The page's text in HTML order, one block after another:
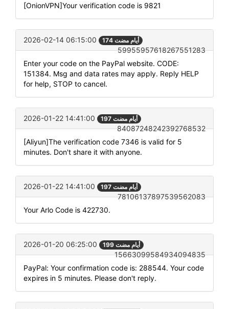
[OnionVPN]Your verification code is 9821
2026-02-14 06:15:00 174 أيام مضت
59955957618267551283
Enter your code on the PayPal website. CODE:
151384. Msg and data rates may apply. Reply HELP
for help, STOP to cancel.
2026-01-22 14:41:00 197 أيام مضت
84087248242392768532
[Aliyun]The verification code 7346 is valid for 5
minutes. Don't share it with anyone.
2026-01-22 14:41:00 197 أيام مضت
78106137897539562083
Your Arlo Code is 422730.
2026-01-20 06:25:00 199 أيام مضت
15663099584934094835
PayPal: Your confirmation code is: 288544. Your code
expires in 5 minutes. Please don't reply.